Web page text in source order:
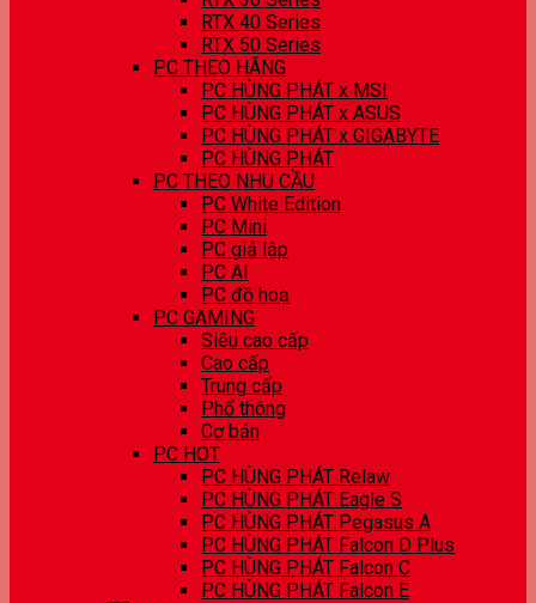
RTX 40 Series
RTX 50 Series
PC THEO HÃNG
PC HÙNG PHÁT x MSI
PC HÙNG PHÁT x ASUS
PC HÙNG PHÁT x GIGABYTE
PC HÙNG PHÁT
PC THEO NHU CẦU
PC White Edition
PC Mini
PC giả lập
PC AI
PC đồ hoạ
PC GAMING
Siêu cao cấp
Cao cấp
Trung cấp
Phổ thông
Cơ bản
PC HOT
PC HÙNG PHÁT Relaw
PC HÙNG PHÁT Eagle S
PC HÙNG PHÁT Pegasus A
PC HÙNG PHÁT Falcon D Plus
PC HÙNG PHÁT Falcon C
PC HÙNG PHÁT Falcon E